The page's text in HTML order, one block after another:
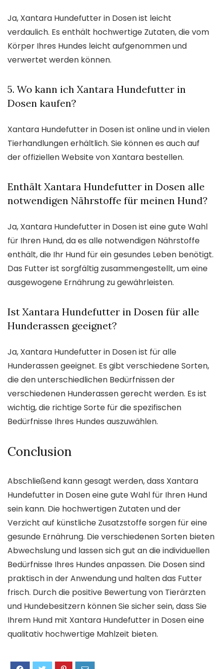
Ja, Xantara Hundefutter in Dosen ist leicht
verdaulich. Es enthält hochwertige Zutaten, die vom
Körper Ihres Hundes leicht aufgenommen und
verwertet werden können.
5. Wo kann ich Xantara Hundefutter in
Dosen kaufen?
Xantara Hundefutter in Dosen ist online und in vielen
Tierhandlungen erhältlich. Sie können es auch auf
der offiziellen Website von Xantara bestellen.
Enthält Xantara Hundefutter in Dosen alle
notwendigen Nährstoffe für meinen Hund?
Ja, Xantara Hundefutter in Dosen ist eine gute Wahl
für Ihren Hund, da es alle notwendigen Nährstoffe
enthält, die Ihr Hund für ein gesundes Leben benötigt.
Das Futter ist sorgfältig zusammengestellt, um eine
ausgewogene Ernährung zu gewährleisten.
Ist Xantara Hundefutter in Dosen für alle
Hunderassen geeignet?
Ja, Xantara Hundefutter in Dosen ist für alle
Hunderassen geeignet. Es gibt verschiedene Sorten,
die den unterschiedlichen Bedürfnissen der
verschiedenen Hunderassen gerecht werden. Es ist
wichtig, die richtige Sorte für die spezifischen
Bedürfnisse Ihres Hundes auszuwählen.
Conclusion
Abschließend kann gesagt werden, dass Xantara
Hundefutter in Dosen eine gute Wahl für Ihren Hund
sein kann. Die hochwertigen Zutaten und der
Verzicht auf künstliche Zusatzstoffe sorgen für eine
gesunde Ernährung. Die verschiedenen Sorten bieten
Abwechslung und lassen sich gut an die individuellen
Bedürfnisse Ihres Hundes anpassen. Die Dosen sind
praktisch in der Anwendung und halten das Futter
frisch. Durch die positive Bewertung von Tierärzten
und Hundebesitzern können Sie sicher sein, dass Sie
Ihrem Hund mit Xantara Hundefutter in Dosen eine
qualitativ hochwertige Mahlzeit bieten.